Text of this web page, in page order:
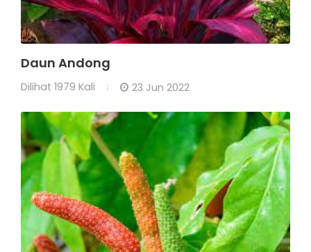
Daun Andong
Dilihat 1979 Kali 23 Jun 2022